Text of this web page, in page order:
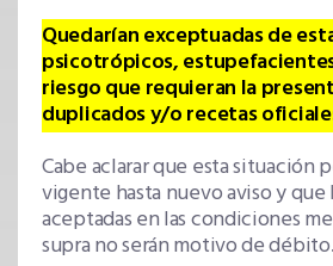
Quedarían exceptuadas de
psicotrópicos,
riesgo que requieran la
duplicados y/o recetas
Cabe aclarar que esta situación
vigente hasta nuevo aviso y que
aceptadas en las condiciones
supra no serán motivo de débito.